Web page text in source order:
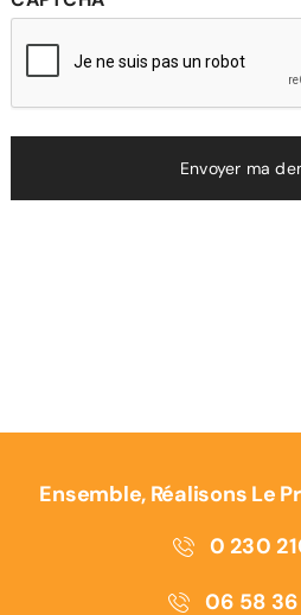
Ensemble, Réalisons Le
0 230
06 58